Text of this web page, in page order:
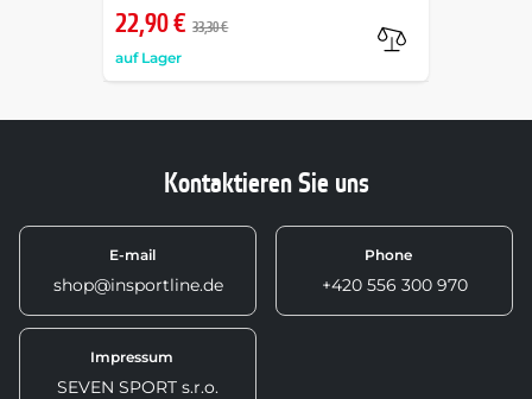
22,90 € 33,30 €
auf Lager
Kontaktieren Sie uns
E-mail
shop@insportline.de
Phone
+420 556 300 970
Impressum
SEVEN SPORT s.r.o.